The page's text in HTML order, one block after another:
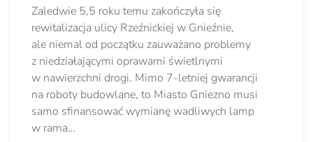
Zaledwie 5,5 roku temu zakończyła się
rewitalizacja ulicy Rzeźnickiej w Gnieźnie,
ale niemal od początku zauważano problemy
z niedziałającymi oprawami świetlnymi
w nawierzchni drogi. Mimo 7-letniej gwarancji
na roboty budowlane, to Miasto Gniezno musi
samo sfinansować wymianę wadliwych lamp
w rama…